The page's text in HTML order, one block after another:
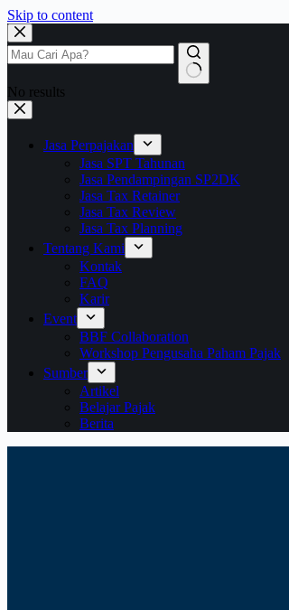
Skip to content
No results
Jasa Perpajakan
Jasa SPT Tahunan
Jasa Pendampingan SP2DK
Jasa Tax Retainer
Jasa Tax Review
Jasa Tax Planning
Tentang Kami
Kontak
FAQ
Karir
Event
BBF Collaboration
Workshop Pengusaha Paham Pajak
Sumber
Artikel
Belajar Pajak
Berita